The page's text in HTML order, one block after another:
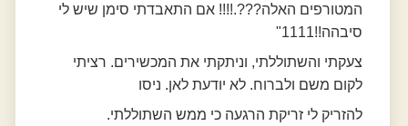
המטורפים האלה???.!!!! אם התאבדתי סימן שיש לי
סיבהה!!1111"
צעקתי והשתוללתי, וניתקתי את המכשירים. רציתי
לקום משם ולברוח. לא יודעת לאן. ניסו
להזריק לי זריקת הרגעה כי ממש השתוללתי.